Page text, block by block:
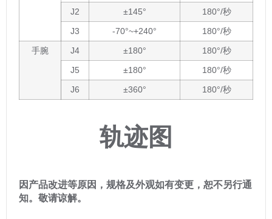
J2
±145°
180°/秒
J3
-70°~+240°
180°/秒
手腕
J4 ±180°
180°/秒
J5
±180°
180°/秒
J6
±360° 180°/秒
轨迹图
因产品改进等原因，规格及外观如有变更，恕不另行通
知。敬请谅解。